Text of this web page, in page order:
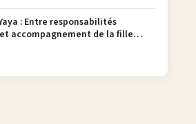
: Entre responsabilités
accompagnement de la fille
en débat